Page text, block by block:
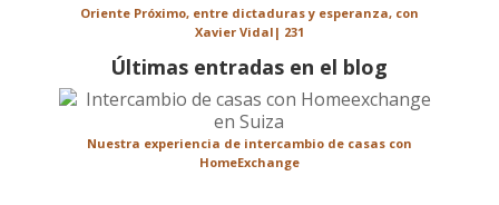
Oriente Próximo, entre dictaduras y esperanza, con
Xavier Vidal| 231
Últimas entradas en el blog
Nuestra experiencia de intercambio de casas con
HomeExchange